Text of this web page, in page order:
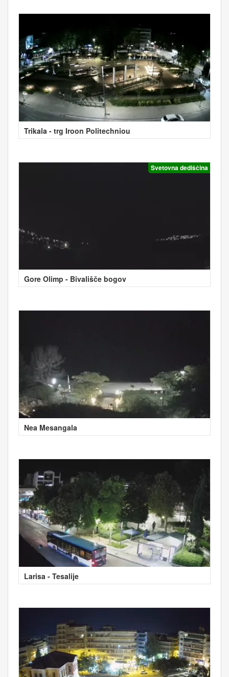
Trikala - trg Iroon Politechniou
Svetovna dediščina
Gore Olimp - Bivališče bogov
Nea Mesangala
Larisa - Tesalije